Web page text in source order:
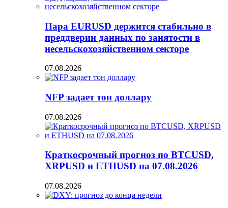
Пара EURUSD держится стабильно в
преддверии данных по занятости в
несельскохозяйственном секторе
07.08.2026
NFP задает тон доллару
07.08.2026
Краткосрочный прогноз по BTCUSD,
XRPUSD и ETHUSD на 07.08.2026
07.08.2026